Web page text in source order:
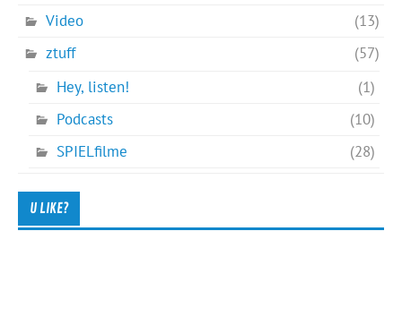
Video
(13)
ztuff
(57)
Hey, listen!
(1)
Podcasts
(10)
SPIELfilme
(28)
U LIKE?